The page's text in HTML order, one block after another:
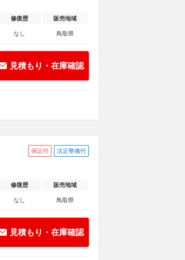
修復歴 販売地域
なし 鳥取県
見積もり・在庫確認
保証付 法定整備付
修復歴 販売地域
なし 鳥取県
見積もり・在庫確認